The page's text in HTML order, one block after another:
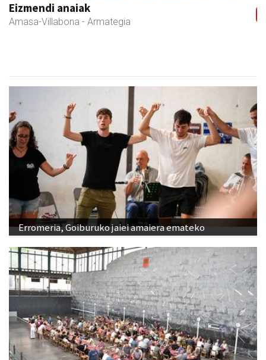
Zubimusu Ikastola
Amasa-Villabona - Hezkuntza
Erromeria, Goiburuko jaiei amaiera emateko